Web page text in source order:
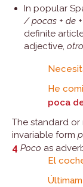
In popular
/ pocas + de +
definite
adjective, otro
He
poca
The standard
invariable form
4 Poco as
El